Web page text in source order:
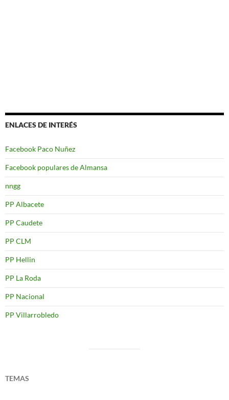
ENLACES DE INTERÉS
Facebook Paco Nuñez
Facebook populares de Almansa
nngg
PP Albacete
PP Caudete
PP CLM
PP Hellin
PP La Roda
PP Nacional
PP Villarrobledo
TEMAS